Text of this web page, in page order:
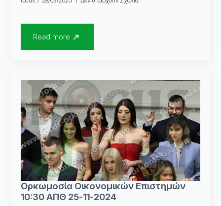
Read more
Ορκωμοσία Οικονομικών Επιστημών
10:30 ΑΠΘ 25-11-2024